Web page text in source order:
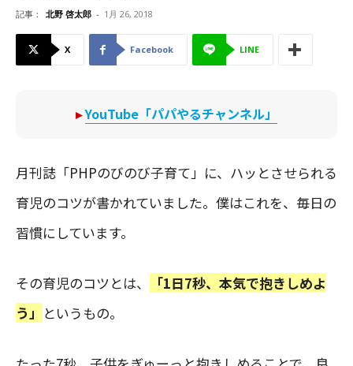
記事： 北野 啓太郎 - 1月 26, 2018
X Facebook LINE
▸YouTube「パパやるチャンネル」
月刊誌「PHPのびのび子育て」に、ハッとさせられる
育児のコツが書かれていました。僕はこれを、毎日の
習慣にしています。
その育児のコツとは、
「1日7秒、本気で抱きしめよ
う」 というもの。